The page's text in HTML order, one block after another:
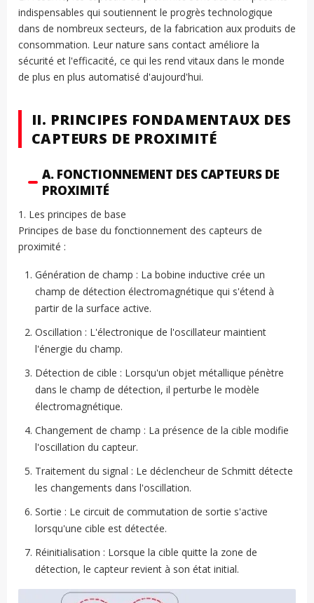
indispensables qui soutiennent le progrès technologique
dans de nombreux secteurs, de la fabrication aux produits de
consommation. Leur nature sans contact améliore la
sécurité et l'efficacité, ce qui les rend vitaux dans le monde
de plus en plus automatisé d'aujourd'hui.
II. PRINCIPES FONDAMENTAUX DES
CAPTEURS DE PROXIMITÉ
A. FONCTIONNEMENT DES CAPTEURS DE
PROXIMITÉ
1. Les principes de base
Principes de base du fonctionnement des capteurs de
proximité :
Génération de champ : La bobine inductive crée un
champ de détection électromagnétique qui s'étend à
partir de la surface active.
Oscillation : L'électronique de l'oscillateur maintient
l'énergie du champ.
Détection de cible : Lorsqu'un objet métallique pénètre
dans le champ de détection, il perturbe le modèle
électromagnétique.
Changement de champ : La présence de la cible modifie
l'oscillation du capteur.
Traitement du signal : Le déclencheur de Schmitt détecte
les changements dans l'oscillation.
Sortie : Le circuit de commutation de sortie s'active
lorsqu'une cible est détectée.
Réinitialisation : Lorsque la cible quitte la zone de
détection, le capteur revient à son état initial.